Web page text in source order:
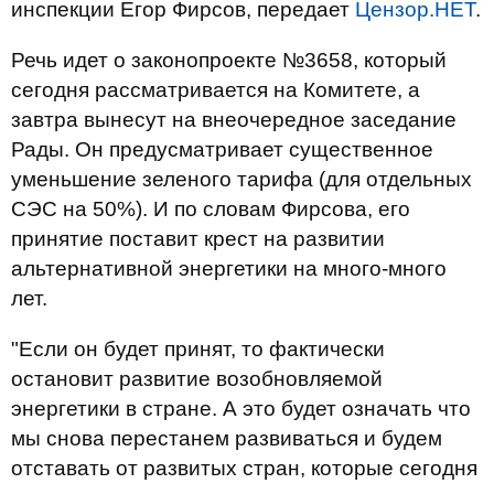
инспекции Егор Фирсов, передает Цензор.НЕТ.
Речь идет о законопроекте №3658, который
сегодня рассматривается на Комитете, а
завтра вынесут на внеочередное заседание
Рады. Он предусматривает существенное
уменьшение зеленого тарифа (для отдельных
СЭС на 50%). И по словам Фирсова, его
принятие поставит крест на развитии
альтернативной энергетики на много-много
лет.
"Если он будет принят, то фактически
остановит развитие возобновляемой
энергетики в стране. А это будет означать что
мы снова перестанем развиваться и будем
отставать от развитых стран, которые сегодня